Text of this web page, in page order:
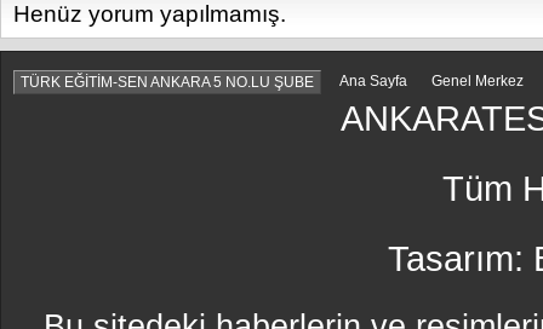
Henüz yorum yapılmamış.
TÜRK EĞİTİM-SEN ANKARA 5 NO.LU ŞUBE Ana Sayfa Genel Merkez
Tüm
Tasarım: